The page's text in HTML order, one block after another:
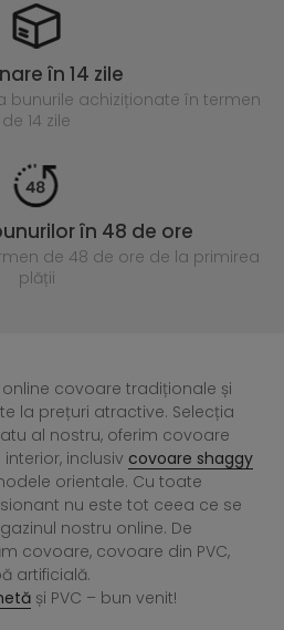
în 14 zile
bunurile achiziționate în termen
de 14 zile
în 48 de ore
de 48 de ore de la primirea
plății
online covoare tradiționale și
la prețuri atractive. Selecția
al nostru, oferim covoare
inclusiv covoare shaggy
orientale. Cu toate
nu este tot ceea ce se
nostru online. De
covoare, covoare din PVC,
artificială.
și PVC – bun venit!